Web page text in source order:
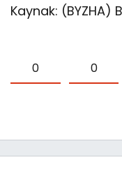
Kaynak: (BYZHA)
0 0